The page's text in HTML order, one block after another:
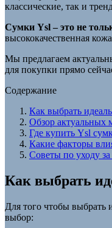
классические, так и
Сумки Ysl – это не
высококачественная
Мы предлагаем
для покупки прямо
Содержание
Как выбрать
Обзор актуальных
Где купить Ysl
Какие факторы
Советы по уходу
Как выбрать
Для того чтобы выбрать
выбор: